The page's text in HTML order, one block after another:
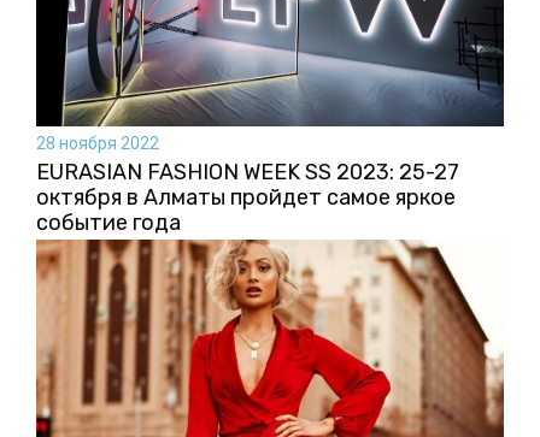
28 ноября 2022
EURASIAN FASHION WEEK SS 2023: 25-27
октября в Алматы пройдет самое яркое
событие года